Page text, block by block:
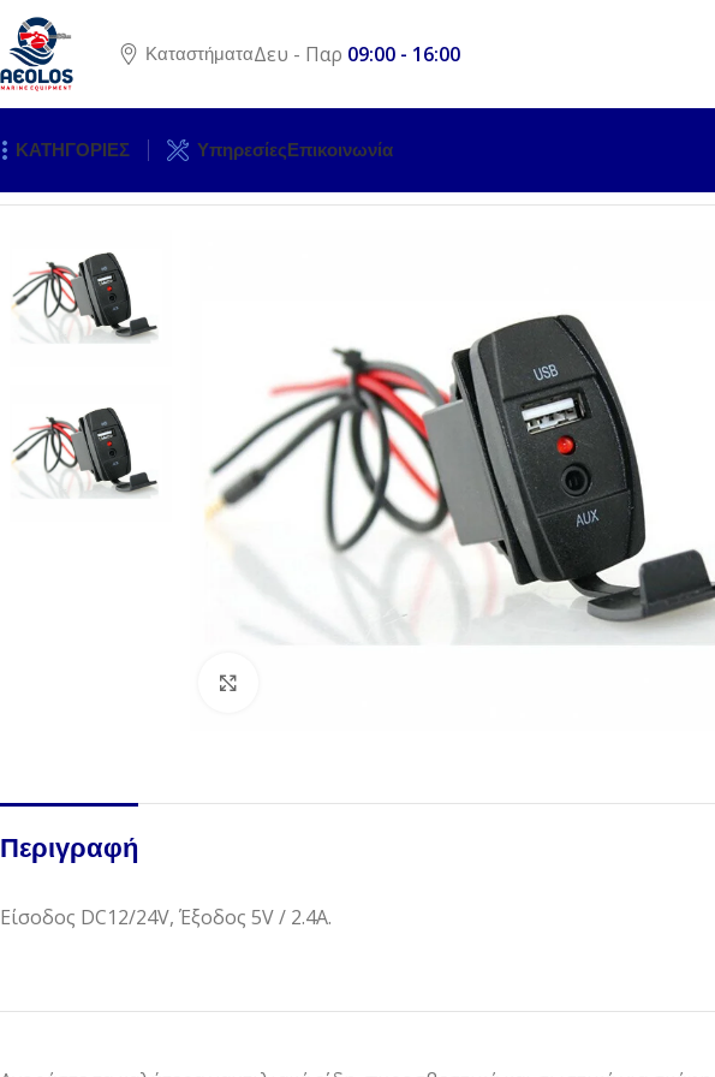
ΚαταστήματαΔευ - Παρ 09:00 - 16:00
ΚΑΤΗΓΟΡΙΕΣ ΥπηρεσίεςΕπικοινωνία
Περιγραφή
Είσοδος DC12/24V, Έξοδος 5V / 2.4A.